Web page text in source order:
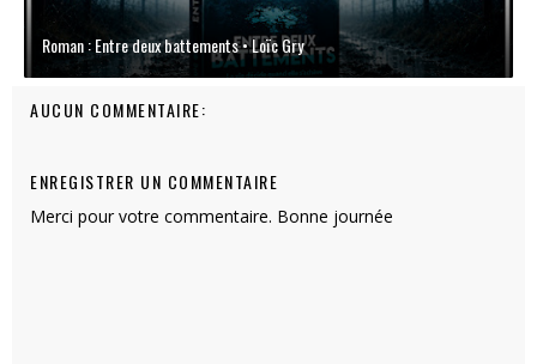
Roman : Entre deux battements • Loïc Gry
AUCUN COMMENTAIRE:
ENREGISTRER UN COMMENTAIRE
Merci pour votre commentaire. Bonne journée